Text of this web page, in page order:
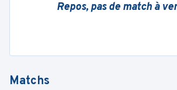
Repos, pas de match à
Matchs